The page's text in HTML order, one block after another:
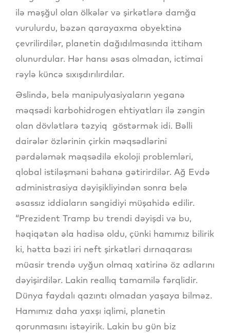
ilə məşğul olan ölkələr və şirkətlərə damğa
vurulurdu, bəzən qarayaxma obyektinə
çevrilirdilər, planetin dağıdılmasında ittiham
olunurdular. Hər hansı əsas olmadan, ictimai
rəylə küncə sıxışdırılırdılar.
Əslində, belə manipulyasiyaların yeganə
məqsədi karbohidrogen ehtiyatları ilə zəngin
olan dövlətlərə təzyiq göstərmək idi. Bəlli
dairələr özlərinin çirkin məqsədlərini
pərdələmək məqsədilə ekoloji problemləri,
qlobal istiləşməni bəhanə gətirirdilər. Ağ Evdə
administrasiya dəyişikliyindən sonra belə
əsassız iddiaların səngidiyi müşahidə edilir.
“Prezident Tramp bu trendi dəyişdi və bu,
həqiqətən əla hadisə oldu, çünki hamımız bilirik
ki, hətta bəzi iri neft şirkətləri dırnaqarası
müasir trendə uyğun olmaq xatirinə öz adlarını
dəyişirdilər. Lakin reallıq tamamilə fərqlidir.
Dünya faydalı qazıntı olmadan yaşaya bilməz.
Hamımız daha yaxşı iqlimi, planetin
qorunmasını istəyirik. Lakin bu gün biz